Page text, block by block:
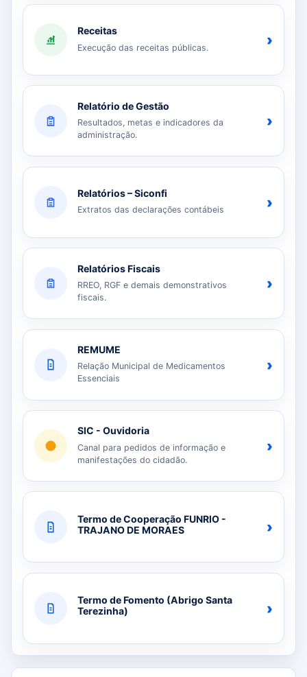
Receitas
Execução das receitas públicas. ›
Relatório de Gestão
Resultados, metas e indicadores da
administração.
›
Relatórios – Siconfi
Extratos das declarações contábeis ›
Relatórios Fiscais
RREO, RGF e demais demonstrativos
fiscais.
›
REMUME
Relação Municipal de Medicamentos
Essenciais
›
SIC - Ouvidoria
Canal para pedidos de informação e
manifestações do cidadão.
›
Termo de Cooperação FUNRIO -
TRAJANO DE MORAES
›
Termo de Fomento (Abrigo Santa
Terezinha)
›